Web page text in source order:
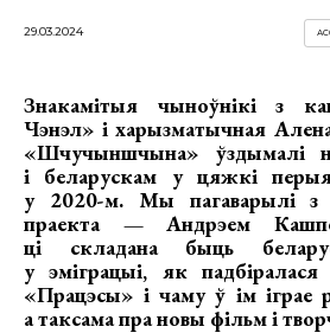
29.03.2024
Знакамітыя чыноўнікі з
Чэнэл» і харызматычная
«Шчучыншчына» ўздымалі
і беларускам у цяжкі
у 2020-м. Мы пагаварылі з
праекта — Андрэем
ці складана быць
у эміграцыі, як
«Працэсы» і чаму ў ім іграе
а таксама пра новы фільм і